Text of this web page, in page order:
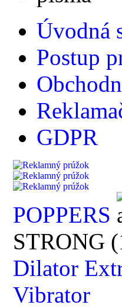
Úvodná
Postup
GDPR
POPPERS
STRONG
Dilator
Vibrator